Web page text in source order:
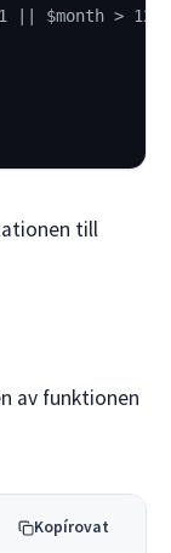
|| $month >
till
av funktionen
Kopírovat